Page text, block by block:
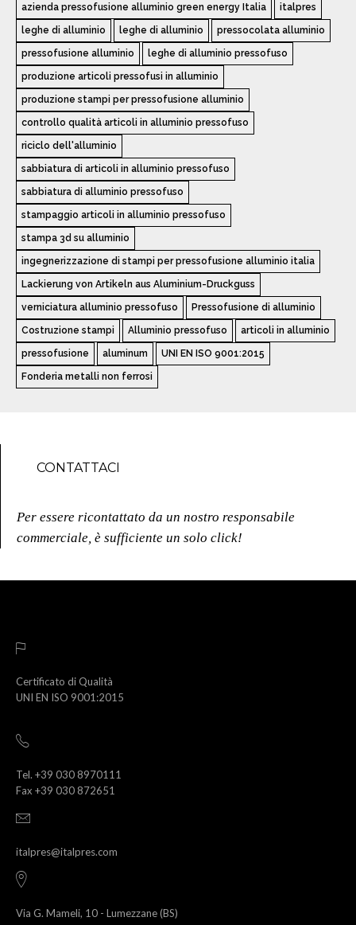
azienda pressofusione alluminio green energy Italia italpres
leghe di alluminio leghe di alluminio pressocolata alluminio
pressofusione alluminio leghe di alluminio pressofuso
produzione articoli pressofusi in alluminio
produzione stampi per pressofusione alluminio
controllo qualità articoli in alluminio pressofuso
riciclo dell'alluminio
sabbiatura di articoli in alluminio pressofuso
sabbiatura di alluminio pressofuso
stampaggio articoli in alluminio pressofuso
stampa 3d su alluminio
ingegnerizzazione di stampi per pressofusione alluminio italia
Lackierung von Artikeln aus Aluminium-Druckguss
verniciatura alluminio pressofuso Pressofusione di alluminio
Costruzione stampi Alluminio pressofuso articoli in alluminio
pressofusione aluminum UNI EN ISO 9001:2015
Fonderia metalli non ferrosi
CONTATTACI
Per essere ricontattato da un nostro responsabile
commerciale, è sufficiente un solo click!
Certificato di Qualità
UNI EN ISO 9001:2015
Tel. +39 030 8970111
Fax +39 030 872651
italpres@italpres.com
Via G. Mameli, 10 - Lumezzane (BS)